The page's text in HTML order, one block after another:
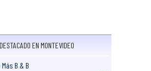
EN MONTEVIDEO
B & B